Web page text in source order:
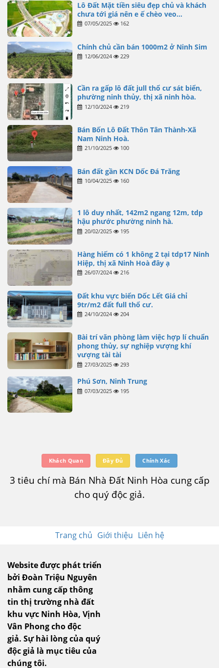
Lô Đất Mặt tiền siêu đẹp chủ và khách
chưa tới giá nên e ế chèo veo…
07/05/2025 162
Chính chủ cần bán 1000m2 ở Ninh Sim
12/06/2024 229
Cần ra gấp lô đất jull thổ cư sát biển,
phường ninh thủy, thị xã ninh hòa.
12/10/2024 219
Bán Bốn Lô Đất Thôn Tân Thành-Xã
Nam Ninh Hoà.
21/10/2025 100
Bán đất gần KCN Dốc Đá Trăng
10/04/2025 160
1 lô duy nhất, 142m2 ngang 12m, tdp
hậu phước phường ninh hà.
20/02/2025 195
Hàng hiếm có 1 không 2 tại tdp17 Ninh
Hiệp, thị xã Ninh Hoà đây ạ
26/07/2024 216
Đất khu vực biển Dốc Lết Giá chỉ
9tr/m2 đất full thổ cư.
24/10/2024 204
Bài trí văn phòng làm việc hợp lí chuẩn
phong thủy, sự nghiệp vượng khí
vượng tài tài
27/03/2025 293
Phú Sơn, Ninh Trung
07/03/2025 195
Khách Quan Đầy Đủ Chính Xác
3 tiêu chí mà Bán Nhà Đất Ninh Hòa cung cấp
cho quý độc giả.
Trang chủ Giới thiệu Liên hệ
Website được phát triển
bởi Đoàn Triệu Nguyên
nhằm cung cấp thông
tin thị trường nhà đất
khu vực Ninh Hòa, Vịnh
Vân Phong cho độc
giả. Sự hài lòng của quý
độc giả là mục tiêu của
chúng tôi.